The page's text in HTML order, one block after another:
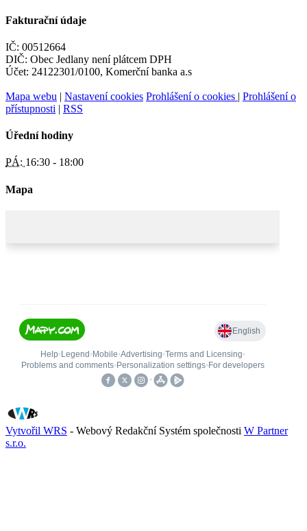
Fakturační údaje
IČ: 00512664
DIČ: Obec Jedlany není plátcem DPH
Účet: 24122301/0100, Komerční banka a.s
Mapa webu | Nastavení cookies Prohlášení o cookies | Prohlášení o
přístupnosti | RSS
Úřední hodiny
PÁ: 16:30 - 18:00
Mapa
Vytvořil WRS - Webový Redakční Systém společnosti W Partner
s.r.o.